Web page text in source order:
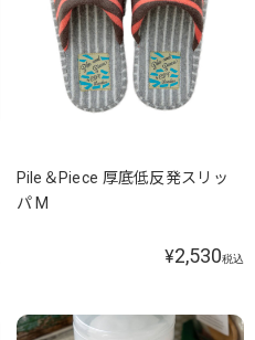
Pile＆Piece 厚底低反発スリッ
パ M
¥2,530税込